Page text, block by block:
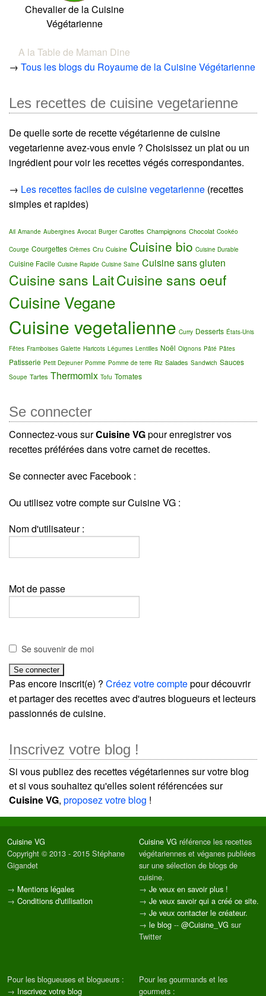
Chevalier de la Cuisine
Végétarienne
A la Table de Maman Dine
→ Tous les blogs du Royaume de la Cuisine Végétarienne
Les recettes de cuisine vegetarienne
De quelle sorte de recette végétarienne de cuisine
vegetarienne avez-vous envie ? Choisissez un plat ou un
ingrédient pour voir les recettes végés correspondantes.
→ Les recettes faciles de cuisine vegetarienne (recettes
simples et rapides)
Ail Amande Aubergines Avocat Burger Carottes Champignons Chocolat Cookéo
Courge Courgettes Crèmes Cru Cuisine Cuisine bio Cuisine Durable
Cuisine Facile Cuisine Rapide Cuisine Saine Cuisine sans gluten
Cuisine sans LaitCuisine sans oeuf
Cuisine Vegane
Cuisine vegetalienne Curry Desserts États-Unis
Fêtes Framboises Galette Haricots Légumes Lentilles Noël Oignons Pâté Pâtes
Patisserie Petit Dejeuner Pomme Pomme de terre Riz Salades Sandwich Sauces
Soupe Tartes Thermomix Tofu Tomates
Se connecter
Connectez-vous surCuisine VGpour enregistrer vos
recettes préférées dans votre carnet de recettes.
Se connecter avec Facebook :
Ou utilisez votre compte sur Cuisine VG :
Nom d'utilisateur :
Mot de passe
Se souvenir de moi
Pas encore inscrit(e) ? Créez votre comptepour découvrir
et partager des recettes avec d'autres blogueurs et lecteurs
passionnés de cuisine.
Inscrivez votre blog !
Si vous publiez des recettes végétariennes sur votre blog
et si vous souhaitez qu'elles soient référencées sur
Cuisine VG, proposez votre blog !
Cuisine VG
Copyright © 2013 - 2015 Stéphane
Gigandet
→ Mentions légales
→ Conditions d'utilisation
Cuisine VG référence les recettes
végétariennes et véganes publiées
sur une sélection de blogs de
cuisine.
→ Je veux en savoir plus !
→ Je veux savoir qui a créé ce site.
→ Je veux contacter le créateur.
→ le blog -- @Cuisine_VG sur
Twitter
Pour les blogueuses et blogueurs :
→ Inscrivez votre blog
Pour les gourmands et les
gourmets :